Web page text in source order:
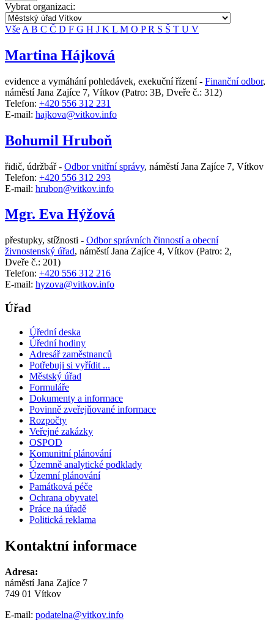
Vybrat organizaci:
Vše A B C Č D F G H J K L M O PR S Š T U V
Martina Hájková
evidence a vymáhání pohledávek, exekuční řízení - Finanční odbor,
náměstí Jana Zajíce 7, Vítkov (Patro: 3B, Dveře č.: 312)
Telefon: +420 556 312 231
E-mail: hajkova@vitkov.info
Bohumil Hruboň
řidič, údržbář - Odbor vnitřní správy, náměstí Jana Zajíce 7, Vítkov
Telefon: +420 556 312 293
E-mail: hrubon@vitkov.info
Mgr. Eva Hýžová
přestupky, stížnosti - Odbor správních činností a obecní
živnostenský úřad, náměstí Jana Zajíce 4, Vítkov (Patro: 2,
Dveře č.: 201)
Telefon: +420 556 312 216
E-mail: hyzova@vitkov.info
Úřad
Úřední deska
Úřední hodiny
Adresář zaměstnanců
Potřebuji si vyřídit ...
Městský úřad
Formuláře
Dokumenty a informace
Povinně zveřejňované informace
Rozpočty
Veřejné zakázky
OSPOD
Komunitní plánování
Územně analytické podklady
Územní plánování
Památková péče
Ochrana obyvatel
Práce na úřadě
Politická reklama
Kontaktní informace
Adresa:
náměstí Jana Zajíce 7
749 01 Vítkov
E-mail: podatelna@vitkov.info